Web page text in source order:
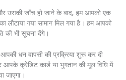
उसकी जाँच हो जाने के बाद, हम आपको एक
गया सामान मिल गया है। हम आपको
की भी सूचना देंगे।
धन वापसी की प्रक्रिया शुरू कर दी
आपके क्रेडिट कार्ड या भुगतान की मूल विधि में
जाएगा।